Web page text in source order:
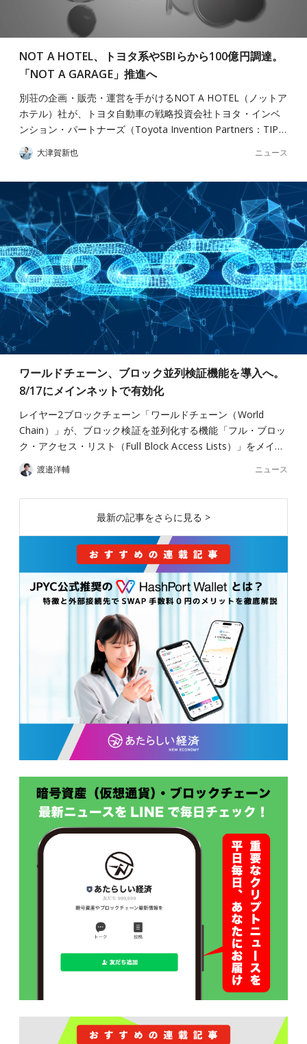
NOT A HOTEL、トヨタ系やSBIらから100億円調達。
「NOT A GARAGE」推進へ
別荘の企画・販売・運営を手がけるNOT A HOTEL（ノットア
ホテル）社が、トヨタ自動車の戦略投資会社トヨタ・インベ
ンション・パートナーズ（Toyota Invention Partners：TIP…
大津賀新也 ニュース
ワールドチェーン、ブロック並列検証機能を導入へ。
8/17にメインネットで有効化
レイヤー2ブロックチェーン「ワールドチェーン（World
Chain）」が、ブロック検証を並列化する機能「フル・ブロッ
ク・アクセス・リスト（Full Block Access Lists）」をメイ…
渡邉洋輔 ニュース
最新の記事をさらに見る >